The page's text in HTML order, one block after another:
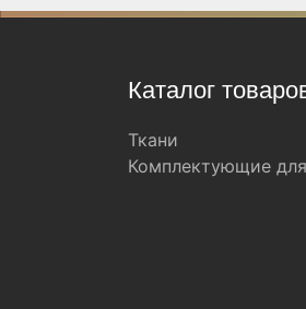
Каталог
Ткани
Комплектующие